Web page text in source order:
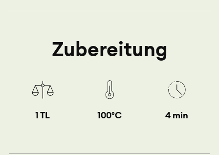
Zubereitung
1 TL 100°C 4 min